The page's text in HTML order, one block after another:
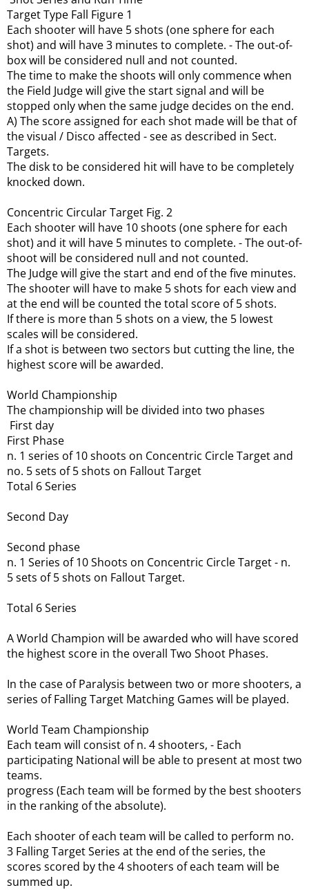
Target Type Fall Figure 1
Each shooter will have 5 shots (one sphere for each
shot) and will have 3 minutes to complete. - The out-of-
box will be considered null and not counted.
The time to make the shoots will only commence when
the Field Judge will give the start signal and will be
stopped only when the same judge decides on the end.
A) The score assigned for each shot made will be that of
the visual / Disco affected - see as described in Sect.
Targets.
The disk to be considered hit will have to be completely
knocked down.
Concentric Circular Target Fig. 2
Each shooter will have 10 shoots (one sphere for each
shot) and it will have 5 minutes to complete. - The out-of-
shoot will be considered null and not counted.
The Judge will give the start and end of the five minutes.
The shooter will have to make 5 shots for each view and
at the end will be counted the total score of 5 shots.
If there is more than 5 shots on a view, the 5 lowest
scales will be considered.
If a shot is between two sectors but cutting the line, the
highest score will be awarded.
World Championship
The championship will be divided into two phases
First day
First Phase
n. 1 series of 10 shoots on Concentric Circle Target and
no. 5sets of 5 shots on Fallout Target
Total 6 Series
Second Day
Second phase
n. 1 Series of 10 Shoots on Concentric Circle Target - n.
5sets of 5 shots on Fallout Target.
Total 6 Series
A World Champion will be awarded who will have scored
the highest score in the overall Two Shoot Phases.
In the case of Paralysis between two or more shooters, a
series of Falling Target Matching Games will be played.
World Team Championship
Each team will consist of n. 4 shooters, - Each
participating National will be able to present at most two
teams.
progress (Each team will be formed by the best shooters
in the ranking of the absolute).
Each shooter of each team will be called to perform no.
3 Falling Target Series at the end of the series, the
scores scored by the 4 shooters of each team will be
summed up.